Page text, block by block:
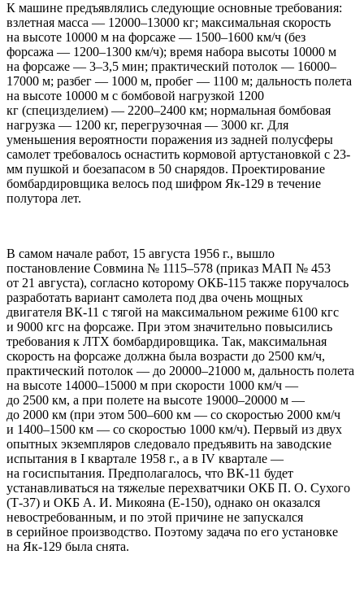
К машине предъявлялись следующие основные требования:
взлетная масса — 12000–13000 кг; максимальная скорость
на высоте 10000 м на форсаже — 1500–1600 км/ч (без
форсажа — 1200–1300 км/ч); время набора высоты 10000 м
на форсаже — 3–3,5 мин; практический потолок — 16000–
17000 м; разбег — 1000 м, пробег — 1100 м; дальность полета
на высоте 10000 м с бомбовой нагрузкой 1200
кг (специзделием) — 2200–2400 км; нормальная бомбовая
нагрузка — 1200 кг, перегрузочная — 3000 кг. Для
уменьшения вероятности поражения из задней полусферы
самолет требовалось оснастить кормовой артустановкой с 23-
мм пушкой и боезапасом в 50 снарядов. Проектирование
бомбардировщика велось под шифром Як-129 в течение
полутора лет.
В самом начале работ, 15 августа 1956 г., вышло
постановление Совмина № 1115–578 (приказ МАП № 453
от 21 августа), согласно которому ОКБ-115 также поручалось
разработать вариант самолета под два очень мощных
двигателя ВК-11 с тягой на максимальном режиме 6100 кгс
и 9000 кгс на форсаже. При этом значительно повысились
требования к ЛТХ бомбардировщика. Так, максимальная
скорость на форсаже должна была возрасти до 2500 км/ч,
практический потолок — до 20000–21000 м, дальность полета
на высоте 14000–15000 м при скорости 1000 км/ч —
до 2500 км, а при полете на высоте 19000–20000 м —
до 2000 км (при этом 500–600 км — со скоростью 2000 км/ч
и 1400–1500 км — со скоростью 1000 км/ч). Первый из двух
опытных экземпляров следовало предъявить на заводские
испытания в I квартале 1958 г., а в IV квартале —
на госиспытания. Предполагалось, что ВК-11 будет
устанавливаться на тяжелые перехватчики ОКБ П. О. Сухого
(Т-37) и ОКБ А. И. Микояна (Е-150), однако он оказался
невостребованным, и по этой причине не запускался
в серийное производство. Поэтому задача по его установке
на Як-129 была снята.